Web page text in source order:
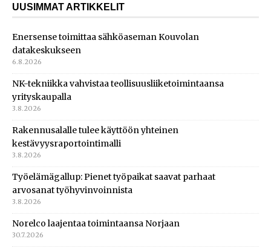
UUSIMMAT ARTIKKELIT
Enersense toimittaa sähköaseman Kouvolan
datakeskukseen
6.8.2026
NK-tekniikka vahvistaa teollisuusliiketoimintaansa
yrityskaupalla
3.8.2026
Rakennusalalle tulee käyttöön yhteinen
kestävyysraportointimalli
3.8.2026
Työelämägallup: Pienet työpaikat saavat parhaat
arvosanat työhyvinvoinnista
3.8.2026
Norelco laajentaa toimintaansa Norjaan
30.7.2026